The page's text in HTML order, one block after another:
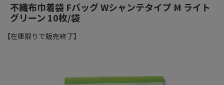
不織布巾着袋 Fバッグ Wシャンテタイプ M ライト
グリーン 10枚/袋
【在庫限りで販売終了】